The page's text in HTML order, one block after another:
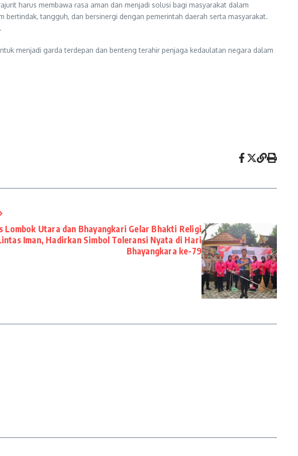
harus membawa rasa aman dan menjadi solusi bagi masyarakat dalam
tangguh, dan bersinergi dengan pemerintah daerah serta masyarakat.
menjadi garda terdepan dan benteng terahir penjaga kedaulatan negara dalam
Lombok Utara dan Bhayangkari Gelar Bhakti Religi
Iman, Hadirkan Simbol Toleransi Nyata di Hari
Bhayangkara ke-79